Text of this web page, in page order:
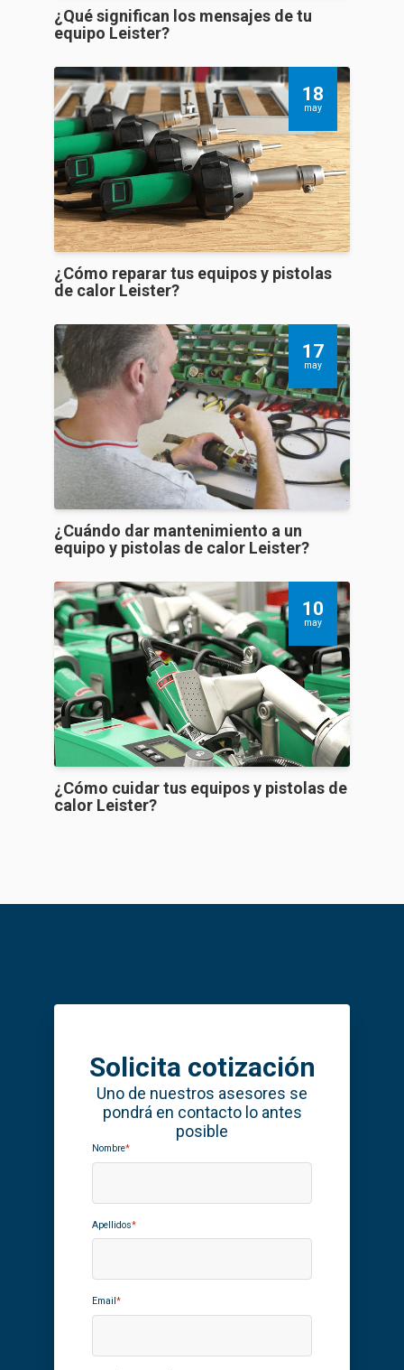
¿Qué significan los mensajes de tu
equipo Leister?
18
may
¿Cómo reparar tus equipos y pistolas
de calor Leister?
17
may
¿Cuándo dar mantenimiento a un
equipo y pistolas de calor Leister?
10
may
¿Cómo cuidar tus equipos y pistolas de
calor Leister?
Solicita cotización
Uno de nuestros asesores se
pondrá en contacto lo antes
posible
Nombre*
Apellidos*
Email*